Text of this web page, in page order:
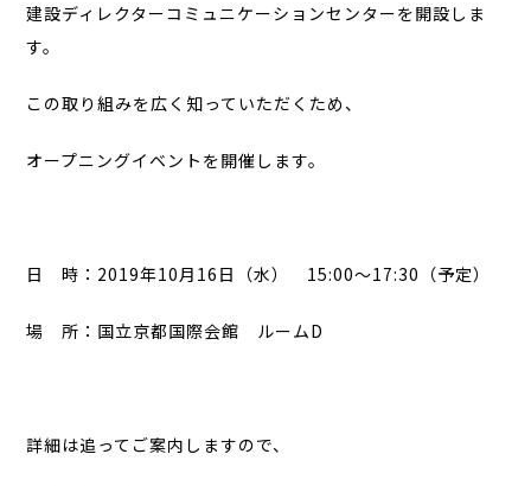
建設ディレクターコミュニケーションセンターを開設しま
す。
この取り組みを広く知っていただくため、
オープニングイベントを開催します。
日 時：2019年10月16日（水） 15:00～17:30（予定）
場 所：国立京都国際会館 ルームD
詳細は追ってご案内しますので、